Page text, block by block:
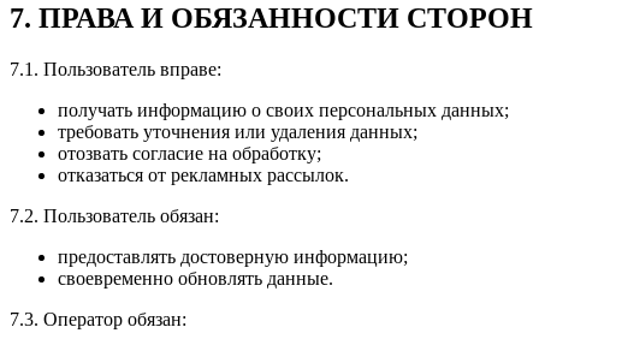
7. ПРАВА И ОБЯЗАННОСТИ СТОРОН
7.1. Пользователь вправе:
получать информацию о своих персональных данных;
требовать уточнения или удаления данных;
отозвать согласие на обработку;
отказаться от рекламных рассылок.
7.2. Пользователь обязан:
предоставлять достоверную информацию;
своевременно обновлять данные.
7.3. Оператор обязан: